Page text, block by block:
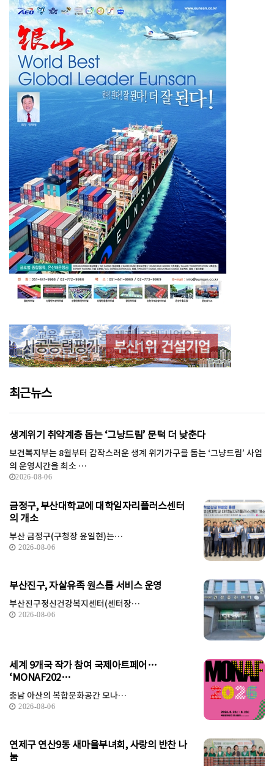
최근뉴스
생계위기 취약계층 돕는 ‘그냥드림’ 문턱 더 낮춘다
보건복지부는 8월부터 갑작스러운 생계 위기가구를 돕는 ‘그냥드림’ 사업
의 운영시간을 최소 …
2026-08-06
금정구, 부산대학교에 대학일자리플러스센터
의 개소
부산 금정구(구청장 윤일현)는…
2026-08-06
부산진구, 자살유족 원스톱 서비스 운영
부산진구정신건강복지센터(센터장…
2026-08-06
세계 9개국 작가 참여 국제아트페어…
‘MONAF202…
충남 아산의 복합문화공간 모나…
2026-08-06
연제구 연산9동 새마을부녀회, 사랑의 반찬 나
눔